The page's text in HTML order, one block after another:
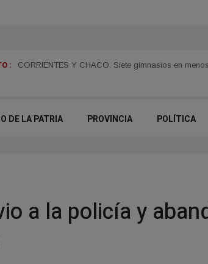
: Juan Pablo Valdés impulsará una tarifa eléctrica
DE LA PATRIA PROVINCIA POLÍTICA
a la policía y